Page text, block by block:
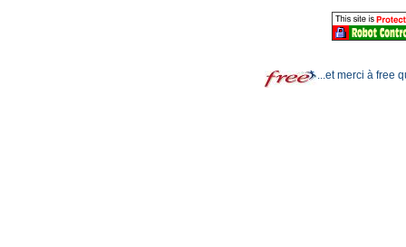
...et merci à free